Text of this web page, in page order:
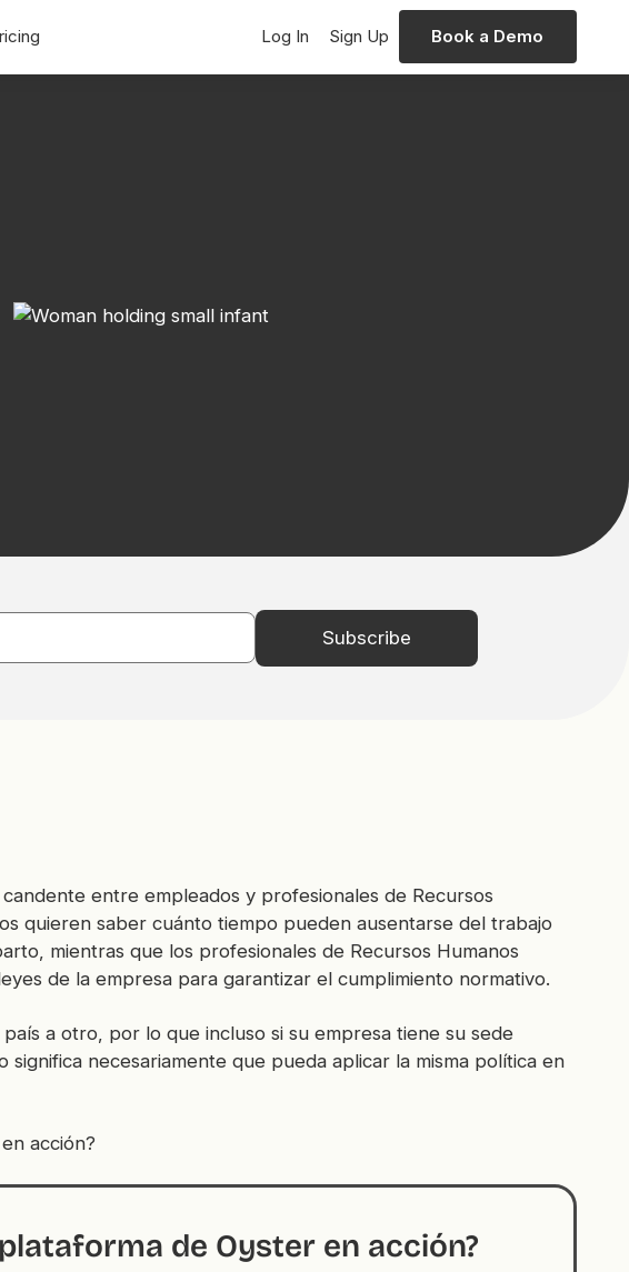
Log In Sign Up Book a Demo
entre empleados y profesionales de Recursos
quieren saber cuánto tiempo pueden ausentarse del trabajo
mientras que los profesionales de Recursos Humanos
de la empresa para garantizar el cumplimiento normativo.
a otro, por lo que incluso si su empresa tiene su sede
significa necesariamente que pueda aplicar la misma política en
acción?
de Oyster en acción?